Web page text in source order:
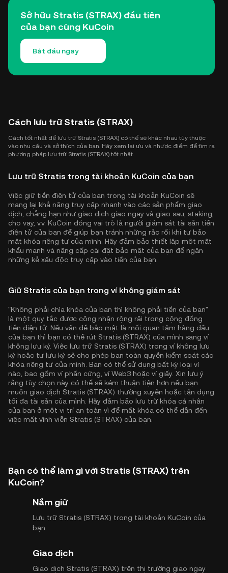
Sở hữu Stratis (STRAX) đầu tiên
của bạn cùng KuCoin
Bắt đầu ngay
Cách lưu trữ Stratis (STRAX)
Cách tốt nhất để lưu trữ Stratis (STRAX) có thể sẽ khác nhau tùy thuộc
vào nhu cầu và sở thích của bạn. Hãy xem lại ưu và nhược điểm để tìm ra
phương pháp lưu trữ Stratis (STRAX) tốt nhất.
Lưu trữ Stratis trong tài khoản KuCoin của bạn
Việc giữ tiền điện tử của bạn trong tài khoản KuCoin sẽ
mang lại khả năng truy cập nhanh vào các sản phẩm giao
dịch, chẳng hạn như giao dịch giao ngay và giao sau, staking,
cho vay, v.v. KuCoin đóng vai trò là người giám sát tài sản tiền
điện tử của bạn để giúp bạn tránh những rắc rối khi tự bảo
mật khóa riêng tư của mình. Hãy đảm bảo thiết lập một mật
khẩu mạnh và nâng cấp cài đặt bảo mật của bạn để ngăn
những kẻ xấu độc truy cập vào tiền của bạn.
Giữ Stratis của bạn trong ví không giám sát
"Không phải chìa khóa của bạn thì không phải tiền của bạn"
là một quy tắc được công nhận rộng rãi trong cộng đồng
tiền điện tử. Nếu vấn đề bảo mật là mối quan tâm hàng đầu
của bạn thì bạn có thể rút Stratis (STRAX) của mình sang ví
không lưu ký. Việc lưu trữ Stratis (STRAX) trong ví không lưu
ký hoặc tự lưu ký sẽ cho phép bạn toàn quyền kiểm soát các
khóa riêng tư của mình. Bạn có thể sử dụng bất kỳ loại ví
nào, bao gồm ví phần cứng, ví Web3 hoặc ví giấy. Xin lưu ý
rằng tùy chọn này có thể sẽ kém thuận tiện hơn nếu bạn
muốn giao dịch Stratis (STRAX) thường xuyên hoặc tận dụng
tối đa tài sản của mình. Hãy đảm bảo lưu trữ khóa cá nhân
của bạn ở một vị trí an toàn vì để mất khóa có thể dẫn đến
việc mất vĩnh viễn Stratis (STRAX) của bạn.
Bạn có thể làm gì với Stratis (STRAX) trên
KuCoin?
Nắm giữ
Lưu trữ Stratis (STRAX) trong tài khoản KuCoin của
bạn.
Giao dịch
Giao dịch Stratis (STRAX) trên thị trường giao ngay